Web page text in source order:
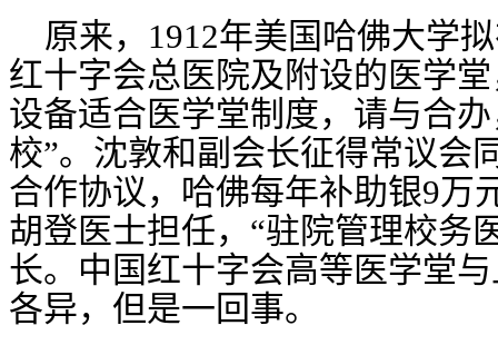
原来， 1912年美国哈佛大学
红十字会总医院及附设的医学
设备适合医学堂制度，请与合
校”。沈敦和副会长征得常议会
合作协议，哈佛每年补助银9万
胡登医士担任，“驻院管理校务
长。中国红十字会高等医学堂
各异，但是一回事。